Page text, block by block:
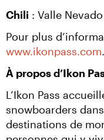
Chili : Valle Nevado
www.ikonpass.com.
À propos d’Ikon
L’Ikon Pass
snowboarders
destinations de